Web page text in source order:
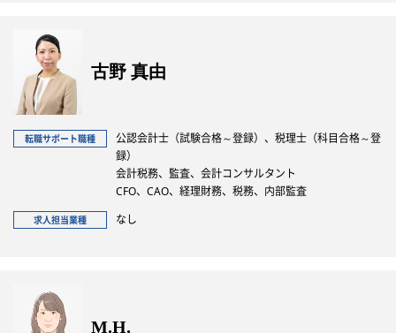
古野 真由
転職サポート職種
公認会計士（試験合格～登録）、税理士（科目合格～登
録）
会計税務、監査、会計コンサルタント
CFO、CAO、経理財務、税務、内部監査
求人担当業種 なし
M.H.